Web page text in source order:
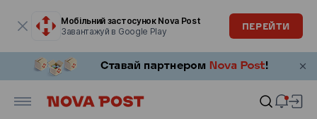
Мобільний застосунок Nova Post
Завантажуй в Google Play
ПЕРЕЙТИ